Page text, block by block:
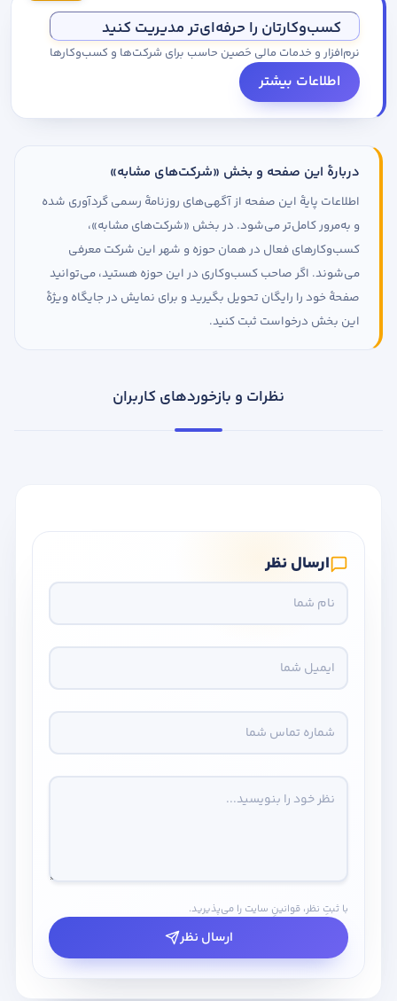
کسب‌وکارتان را حرفه‌ای‌تر مدیریت کنید
نرم‌افزار و خدمات مالی حَصین حاسب برای شرکت‌ها و کسب‌وکارها
اطلاعات بیشتر
دربارهٔ این صفحه و بخش «شرکت‌های مشابه»
اطلاعات پایهٔ این صفحه از آگهی‌های روزنامهٔ رسمی گردآوری شده
و به‌مرور کامل‌تر می‌شود. در بخش «شرکت‌های مشابه»،
کسب‌وکارهای فعال در همان حوزه و شهر این شرکت معرفی
می‌شوند. اگر صاحب کسب‌وکاری در این حوزه هستید، می‌توانید
صفحهٔ خود را رایگان تحویل بگیرید و برای نمایش در جایگاه ویژهٔ
این بخش درخواست ثبت کنید.
نظرات و بازخوردهای کاربران
ارسال نظر
با ثبتِ نظر، قوانینِ سایت را می‌پذیرید.
ارسال نظر